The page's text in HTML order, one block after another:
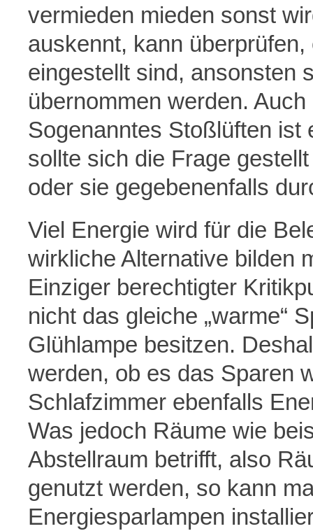
vermieden mieden sonst
auskennt, kann
eingestellt sind, ansonsten
übernommen werden.
Sogenanntes Stoßlüften ist
sollte sich die Frage
oder sie gegebenenfalls
Viel Energie wird für die
wirkliche Alternative bilden
Einziger berechtigter
nicht das gleiche „warme“
Glühlampe besitzen.
werden, ob es das Sparen
Schlafzimmer ebenfalls
Was jedoch Räume wie
Abstellraum betrifft, also
genutzt werden, so kann
Energiesparlampen